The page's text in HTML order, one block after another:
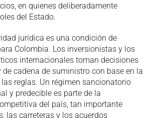
en quienes deliberadamente
del Estado.
jurídica es una condición de
Colombia. Los inversionistas y los
internacionales toman decisiones
cadena de suministro con base en la
reglas. Un régimen sancionatorio
y predecible es parte de la
del país, tan importante
las carreteras y los acuerdos